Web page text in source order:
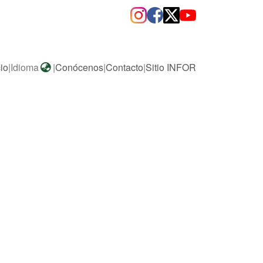
|Idioma |Conócenos|Contacto|Sitio INFOR